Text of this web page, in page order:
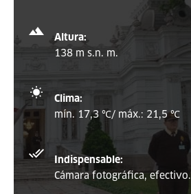
Altura:
138 m s.n. m.
Clima:
mín. 17,3 ℃/ máx.: 21,5 ℃
Indispensable:
Cámara fotográfica, efectivo.